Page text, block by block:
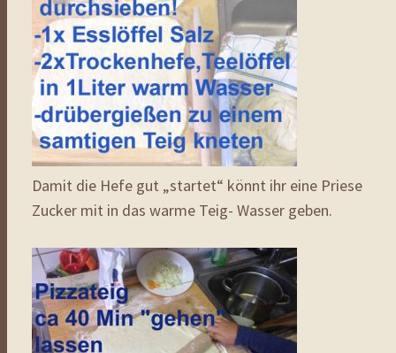
Damit die Hefe gut „startet“ könnt ihr eine Priese
Zucker mit in das warme Teig- Wasser geben.